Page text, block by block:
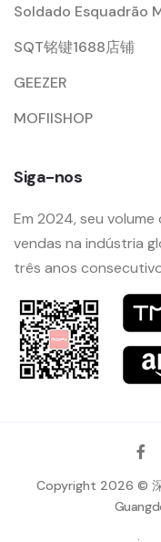
Soldado Esquadrão
SQT铭键1688店铺
GEEZER
MOFIISHOP
Siga-nos
Em 2024, seu
vendas na indústria
três anos
Copyright 2026 © 深